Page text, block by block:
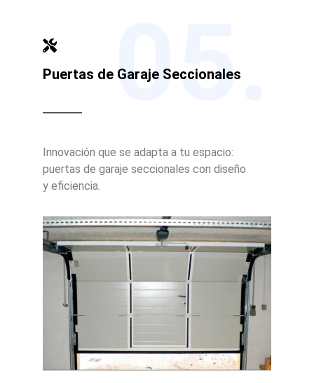
Puertas de Garaje Seccionales
05.
Innovación que se adapta a tu espacio:
puertas de garaje seccionales con diseño
y eficiencia.